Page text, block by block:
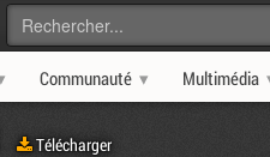
Communauté Multimédia
Télécharger